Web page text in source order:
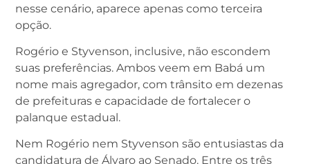
nesse cenário, aparece apenas como terceira
opção.
Rogério e Styvenson, inclusive, não escondem
suas preferências. Ambos veem em Babá um
nome mais agregador, com trânsito em dezenas
de prefeituras e capacidade de fortalecer o
palanque estadual.
Nem Rogério nem Styvenson são entusiastas da
candidatura de Álvaro ao Senado. Entre os três